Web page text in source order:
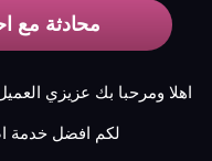
محادثة مع
اهلا ومرحبا بك عزيزي
لكم افضل خدمة